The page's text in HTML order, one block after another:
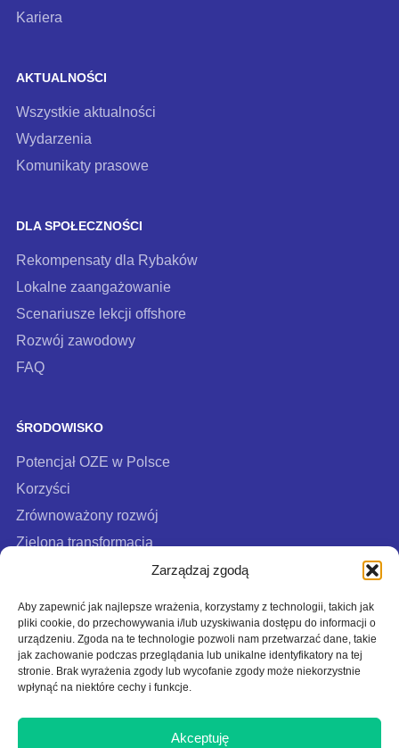
Zarządzaj zgodą
Aby zapewnić jak najlepsze wrażenia, korzystamy z technologii, takich jak
pliki cookie, do przechowywania i/lub uzyskiwania dostępu do informacji o
urządzeniu. Zgoda na te technologie pozwoli nam przetwarzać dane, takie
jak zachowanie podczas przeglądania lub unikalne identyfikatory na tej
stronie. Brak wyrażenia zgody lub wycofanie zgody może niekorzystnie
wpłynąć na niektóre cechy i funkcje.
Akceptuję
Kariera
AKTUALNOŚCI
Wszystkie aktualności
Wydarzenia
Komunikaty prasowe
DLA SPOŁECZNOŚCI
Rekompensaty dla Rybaków
Lokalne zaangażowanie
Scenariusze lekcji offshore
Rozwój zawodowy
FAQ
ŚRODOWISKO
Potencjał OZE w Polsce
Korzyści
Zrównoważony rozwój
Zielona transformacja